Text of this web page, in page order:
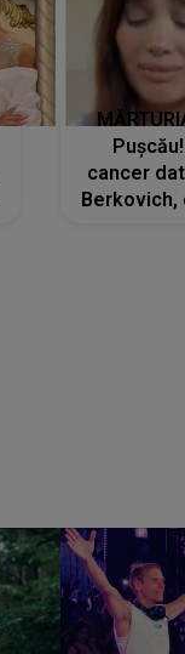
cancer
Berkovich,